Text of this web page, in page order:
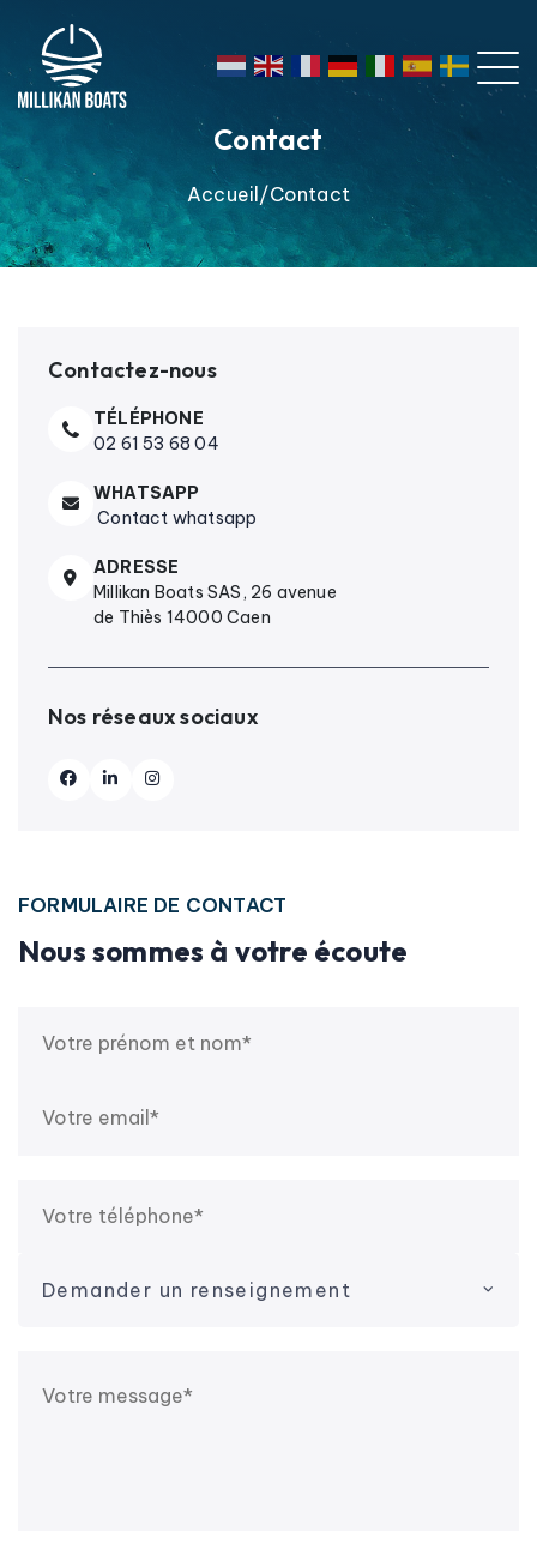
Contact
Accueil Contact
Contactez-nous
TÉLÉPHONE
02 61 53 68 04
WHATSAPP
Contact whatsapp
ADRESSE
Millikan Boats SAS, 26 avenue
de Thiès 14000 Caen
Nos réseaux sociaux
FORMULAIRE DE CONTACT
Nous sommes à votre écoute
Demander un renseignement